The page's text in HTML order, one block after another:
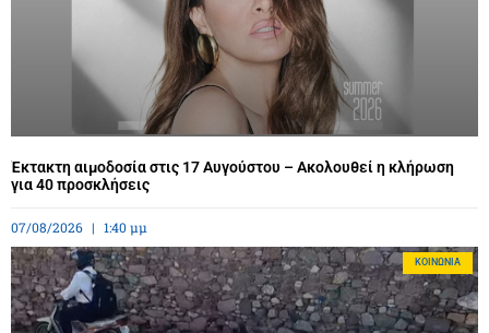
Έκτακτη αιμοδοσία στις 17 Αυγούστου – Ακολουθεί η κλήρωση
για 40 προσκλήσεις
07/08/2026 1:40 μμ
ΚΟΙΝΩΝΊΑ